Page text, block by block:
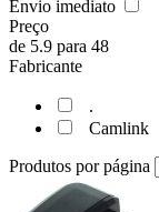
Envio imediato
Preço
de 5.9 para 48
Fabricante
.
Camlink
Produtos por página